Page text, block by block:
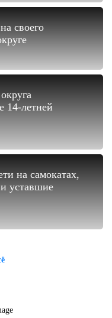
своего
14-летней
на самокатах,
уставшие